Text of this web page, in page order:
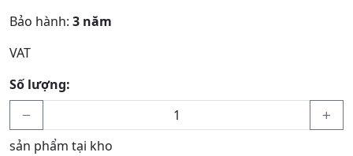
Bảo hành: 3 năm
VAT
Số lượng:
sản phẩm tại kho